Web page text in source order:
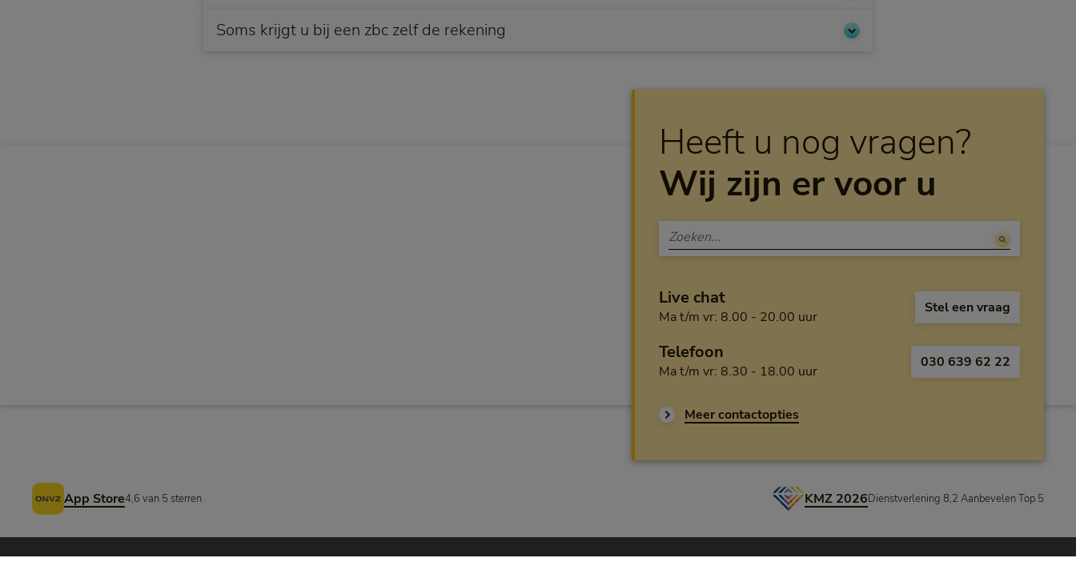
Soms krijgt u bij een zbc zelf de rekening
Heeft u nog vragen?
Wij zijn er voor u
Live chat
Ma t/m vr: 8.00 - 20.00 uurMaandag tot en met vrijdag van acht uur 's
Open de chat en
Stel een vraag
Telefoon
Ma t/m vr: 8.30 - 18.00 uurMaandag tot en met vrijdag van half 9 's
Bel ons op
030 639 62 22
Meer contactopties
Voettekst
App Store4,6 van 5 sterren KMZ 2026Dienstverlening 8,2 Aanbevelen Top 5